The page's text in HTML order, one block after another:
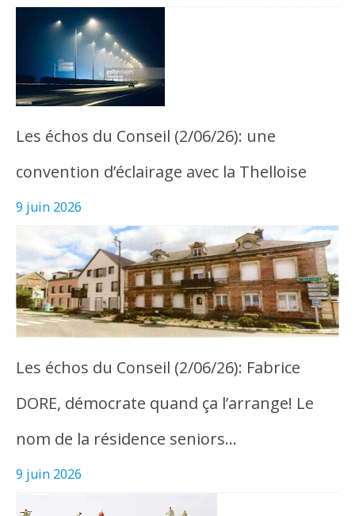
Les échos du Conseil (2/06/26): une
convention d’éclairage avec la Thelloise
9 juin 2026
Les échos du Conseil (2/06/26): Fabrice
DORE, démocrate quand ça l’arrange! Le
nom de la résidence seniors…
9 juin 2026